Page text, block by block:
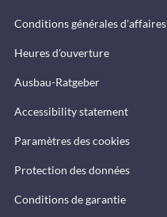
Conditions générales d'affaires
Heures d'ouverture
Ausbau-Ratgeber
Accessibility statement
Paramètres des cookies
Protection des données
Conditions de garantie